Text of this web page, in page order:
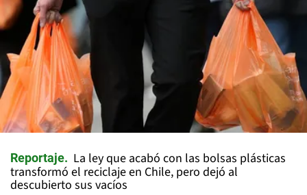
Reportaje
La ley que acabó con las bolsas plásticas
transformó el reciclaje en Chile, pero dejó al
descubierto sus vacíos